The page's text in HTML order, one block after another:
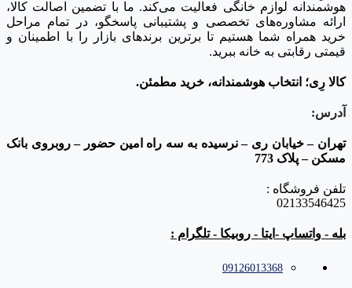
هوشمندانه لوازم خانگی فعالیت می‌کند. ما با تضمین اصالت کالا،
ارائه مشاوره‌های تخصصی و پشتیبانی پاسخگو، در تمام مراحل
خرید همراه شما هستیم تا برترین برندهای بازار را با اطمینان و
قیمتی رقابتی به خانه‌ ببرید.
کالا رِی؛ انتخاب هوشمندانه، خرید مطمئن.
آدرس:
تهران – خیابان ری – نرسیده به سه راه امین حضور – روبروی بانک
مسکن – پلاک 773
تلفن فروشگاه :
02133546425
بله - واتساپ -ایتا - روبیکا - تلگرام :
09126013368